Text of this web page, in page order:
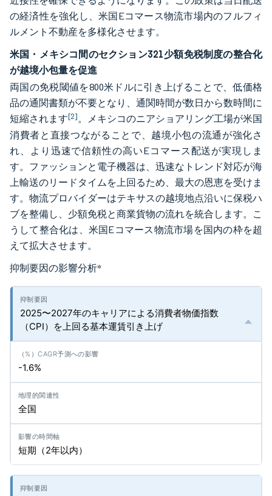
の経済性を強化し、米国Eコマース物流市場内のフルフィ
ルメント不動産を多様化させます。
米国・メキシコ間のセクション321少額免税制度の整合化
が越境小包量を促進
両国の免税閾値を800米ドルに引き上げることで、低価格
品の通関書類が不要となり、通関時間が数日から数時間に
短縮されます[2]。メキシコのニアショアリング工場が米国
消費者と直接つながることで、越境小包の流通が強化さ
れ、より迅速で信頼性の高いEコマース配送が実現しま
す。ファッションと電子機器は、迅速なトレンド対応が海
上輸送のリードタイムを上回るため、最大の恩恵を受けま
す。物流プロバイダーはテキサスの越境地点沿いに保税ハ
ブを整備し、少額免税と商業貨物の流れを統合します。こ
うして整合化は、米国Eコマース物流市場を国内の枠を超
えて拡大させます。
抑制要因の影響分析*
2025〜2027年のキャリアによる消費者物価指数
（CPI）を上回る基本運賃引き上げ
-1.6%
全国
短期（2年以内）